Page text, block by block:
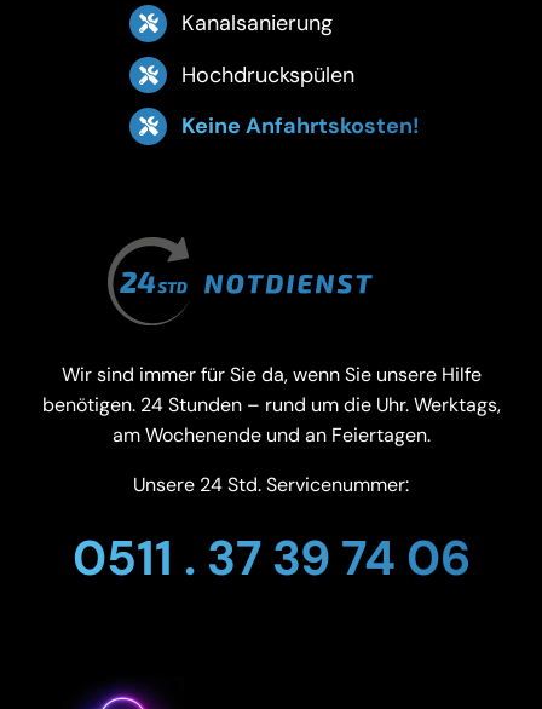
Kanalsanierung
Hochdruckspülen
Keine Anfahrtskosten!
Wir sind immer für Sie da, wenn Sie unsere Hilfe
benötigen. 24 Stunden – rund um die Uhr. Werktags,
am Wochenende und an Feiertagen.
Unsere 24 Std. Servicenummer:
0511 . 37 39 74 06